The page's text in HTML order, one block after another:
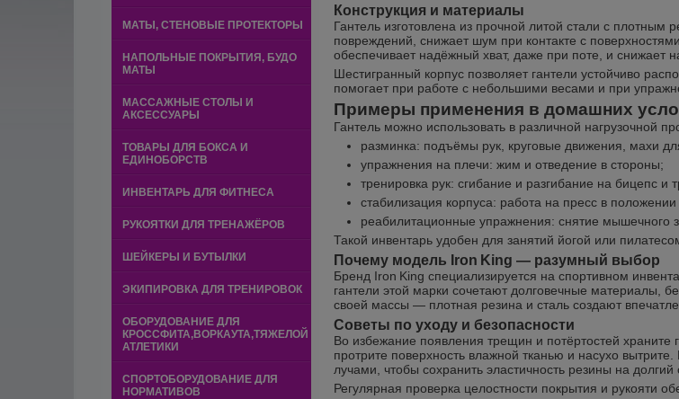
МАТЫ, СТЕНОВЫЕ ПРОТЕКТОРЫ
НАПОЛЬНЫЕ ПОКРЫТИЯ, БУДО
МАТЫ
МАССАЖНЫЕ СТОЛЫ И
АКСЕССУАРЫ
ТОВАРЫ ДЛЯ БОКСА И
ЕДИНОБОРСТВ
ИНВЕНТАРЬ ДЛЯ ФИТНЕСА
РУКОЯТКИ ДЛЯ ТРЕНАЖЁРОВ
ШЕЙКЕРЫ И БУТЫЛКИ
ЭКИПИРОВКА ДЛЯ ТРЕНИРОВОК
ОБОРУДОВАНИЕ ДЛЯ
КРОССФИТА,ВОРКАУТА,ТЯЖЕЛОЙ
АТЛЕТИКИ
СПОРТОБОРУДОВАНИЕ ДЛЯ
НОРМАТИВОВ
Конструкция и материалы
Гантель изготовлена из прочной литой стали с
повреждений, снижает шум при контакте с
обеспечивает надёжный хват, даже при поте, и снижает
Шестигранный корпус позволяет гантели устойчиво
помогает при работе с небольшими весами и при
Примеры применения в домашних
Гантель можно использовать в различной нагрузочной
разминка: подъёмы рук, круговые движения, махи
упражнения на плечи: жим и отведение в стороны;
тренировка рук: сгибание и разгибание на бицепс и
стабилизация корпуса: работа на пресс в
реабилитационные упражнения: снятие мышечного
Такой инвентарь удобен для занятий йогой или
Почему модель Iron King — разумный выбор
Бренд Iron King специализируется на спортивном
гантели этой марки сочетают долговечные материалы,
своей массы — плотная резина и сталь создают
Советы по уходу и безопасности
Во избежание появления трещин и потёртостей
протрите поверхность влажной тканью и насухо
лучами, чтобы сохранить эластичность резины на долгий
Регулярная проверка целостности покрытия и рукояти